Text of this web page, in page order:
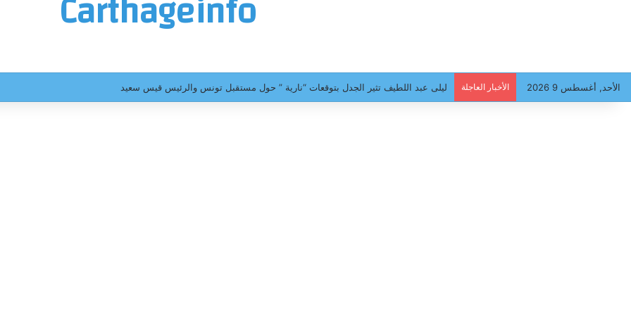
الأحد, أغسطس 9 2026 الأخبار العاجلة ليلى عبد اللطيف تثير الجدل بتوقعات “نارية ” حول مستقبل تونس والرئيس قيس سعيد